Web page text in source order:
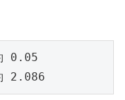
0.05
2.086